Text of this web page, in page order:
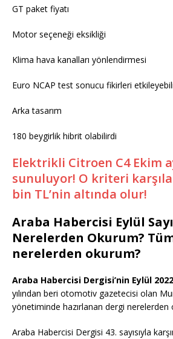
GT paket fiyatı
Motor seçeneği eksikliği
Klima hava kanalları yönlendirmesi
Euro NCAP test sonucu fikirleri
Arka tasarım
180 beygirlik hibrit olabilirdi
Elektrikli Citroen C4 Ekim
sunuluyor! O kriteri
bin TL’nin altında olur!
Araba Habercisi Eylül
Nerelerden Okurum?
nerelerden okurum?
Araba Habercisi Dergisi’nin Eylül 2022
yılından beri otomotiv gazetecisi olan
yönetiminde hazırlanan dergi nerelerden
Araba Habercisi Dergisi 43. sayısıyla